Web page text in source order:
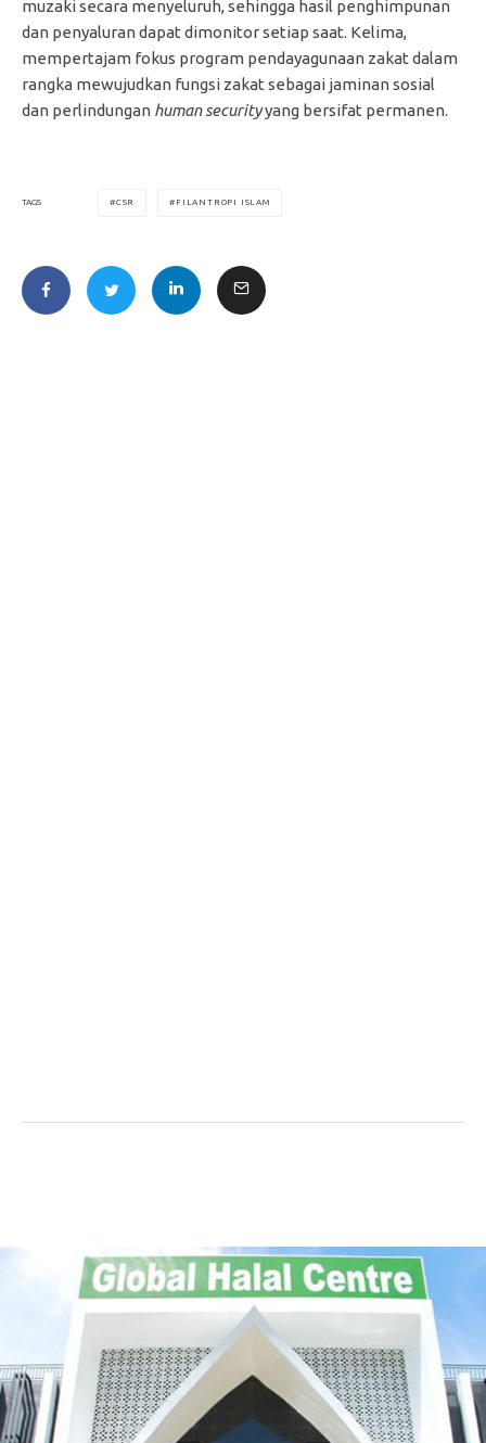
muzaki secara menyeluruh, sehingga hasil penghimpunan
dan penyaluran dapat dimonitor setiap saat. Kelima,
mempertajam fokus program pendayagunaan zakat dalam
rangka mewujudkan fungsi zakat sebagai jaminan sosial
dan perlindungan human securityyang bersifat permanen.
TAGS CSR FILANTROPI ISLAM